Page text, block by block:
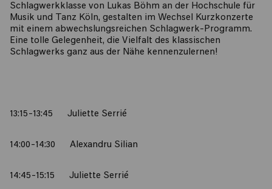
Schlagwerkklasse von Lukas Böhm an der Hochschule für
Musik und Tanz Köln, gestalten im Wechsel Kurzkonzerte
mit einem abwechslungsreichen Schlagwerk-Programm.
Eine tolle Gelegenheit, die Vielfalt des klassischen
Schlagwerks ganz aus der Nähe kennenzulernen!
13:15-13:45 Juliette Serrié
14:00-14:30 Alexandru Silian
14:45-15:15 Juliette Serrié